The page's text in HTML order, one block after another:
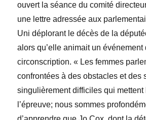
ouvert la séance du comité
une lettre adressée aux
Uni déplorant le décès de la
alors qu’elle animait un événement
circonscription. « Les femmes
confrontées à des obstacles et des
singulièrement difficiles qui mettent
l’épreuve; nous sommes